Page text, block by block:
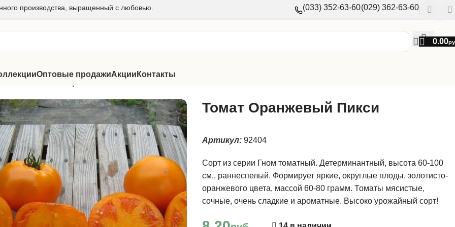
производства, выращенный с любовью. (033) 352-63-60(029) 362-63-60
0.00
Оптовые продажиАкции Контакты
Томат Оранжевый Пикси
Артикул: 92404
Сорт из серии Гном томатный. Детерминантный, высота 60-100
см., раннеспелый. Формирует яркие, округлые плоды, золотисто-
оранжевого цвета, массой 60-80 грамм. Томаты мясистые,
сочные, очень сладкие и ароматные. Высоко урожайный сорт!